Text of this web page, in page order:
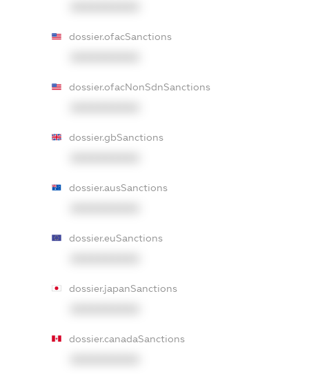
dossier.ofacSanctions
dossier.ofacNonSdnSanctions
dossier.gbSanctions
dossier.ausSanctions
dossier.euSanctions
dossier.japanSanctions
dossier.canadaSanctions